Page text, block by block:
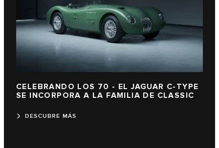
CELEBRANDO LOS 70 - EL JAGUAR C-TYPE
SE INCORPORA A LA FAMILIA DE CLASSIC
DESCUBRE MÁS